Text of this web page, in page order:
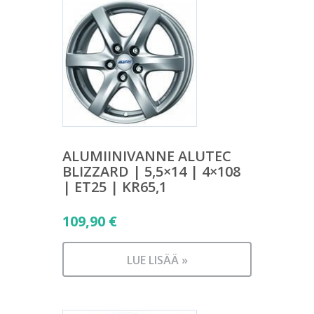
ALUMIINIVANNE ALUTEC
BLIZZARD | 5,5×14 | 4×108
| ET25 | KR65,1
109,90 €
LUE LISÄÄ »